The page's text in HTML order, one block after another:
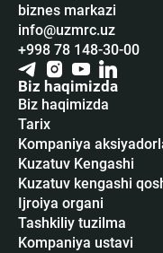
biznes markazi
info@uzmrc.uz
+998 78 148-30-00
Biz haqimizda
Biz haqimizda
Tarix
Kompaniya
Kuzatuv Kengashi
Kuzatuv kengashi
Ijroiya organi
Tashkiliy tuzilma
Kompaniya ustavi